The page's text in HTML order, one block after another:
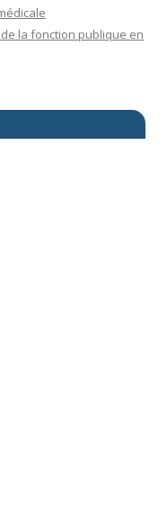
la fonction publique en